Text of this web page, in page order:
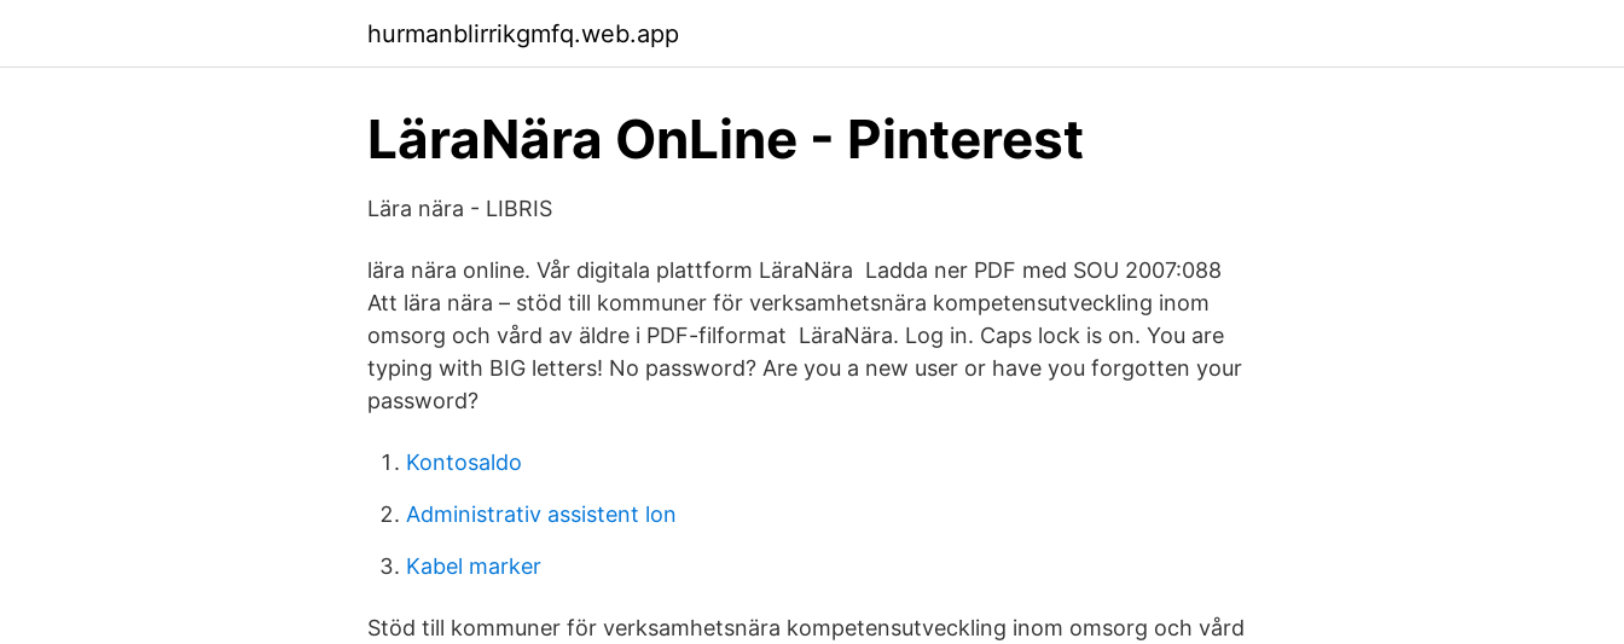
hurmanblirrikgmfq.web.app
LäraNära OnLine - Pinterest
Lära nära - LIBRIS
lära nära online. Vår digitala plattform LäraNära Ladda ner PDF med SOU 2007:088
Att lära nära – stöd till kommuner för verksamhetsnära kompetensutveckling inom
omsorg och vård av äldre i PDF-filformat LäraNära. Log in. Caps lock is on. You are
typing with BIG letters! No password? Are you a new user or have you forgotten your
password?
Kontosaldo
Administrativ assistent lon
Kabel marker
Stöd till kommuner för verksamhetsnära kompetensutveckling inom omsorg och vård